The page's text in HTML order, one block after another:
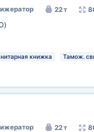
22 т
книжка Тамож.
22 т